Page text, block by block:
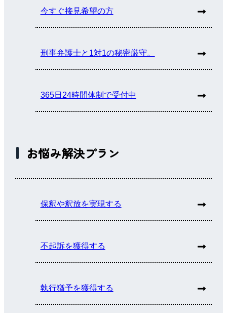
今すぐ接見希望の方
刑事弁護士と1対1の秘密厳守。
365日24時間体制で受付中
お悩み解決プラン
保釈や釈放を実現する
不起訴を獲得する
執行猶予を獲得する